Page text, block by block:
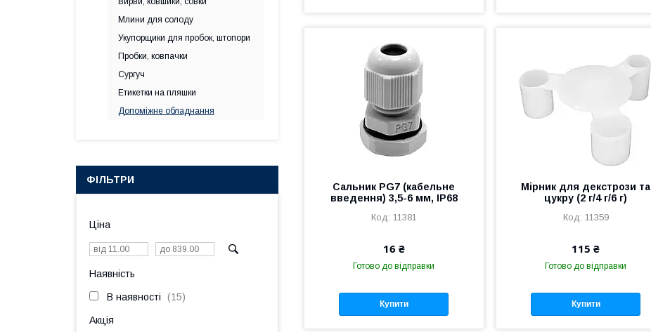
Сальник PG7 (кабельне
введення) 3,5-6 мм, IP68
11381
16 ₴
Готово до відправки
Купити
Мірник для декстрози та
цукру (2 г/4 г/6 г)
11359
115 ₴
Готово до відправки
Купити
Млини для солоду
Укупорщики для пробок, штопори
Пробки, ковпачки
Сургуч
Етикетки на пляшки
Допоміжне обладнання
ФІЛЬТРИ
Ціна
Наявність
В наявності 15
Акція